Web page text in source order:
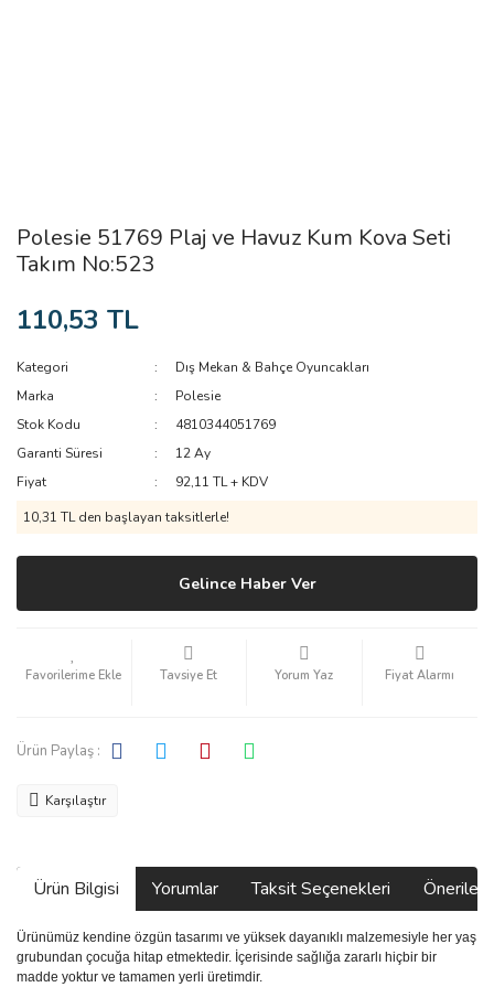
Polesie 51769 Plaj ve Havuz Kum Kova Seti
Takım No:523
110,53 TL
Kategori
Dış Mekan & Bahçe Oyuncakları
Marka
Polesie
Stok Kodu
4810344051769
Garanti Süresi
12 Ay
Fiyat
92,11 TL + KDV
10,31 TL den başlayan taksitlerle!
Gelince Haber Ver
Tavsiye Et Yorum Yaz Fiyat Alarmı
Ürün Paylaş :
Karşılaştır
Ürün Bilgisi Yorumlar Taksit Seçenekleri
Ürünümüz kendine özgün tasarımı ve yüksek dayanıklı malzemesiyle her yaş
grubundan çocuğa hitap etmektedir. İçerisinde sağlığa zararlı hiçbir bir
madde yoktur ve tamamen yerli üretimdir.